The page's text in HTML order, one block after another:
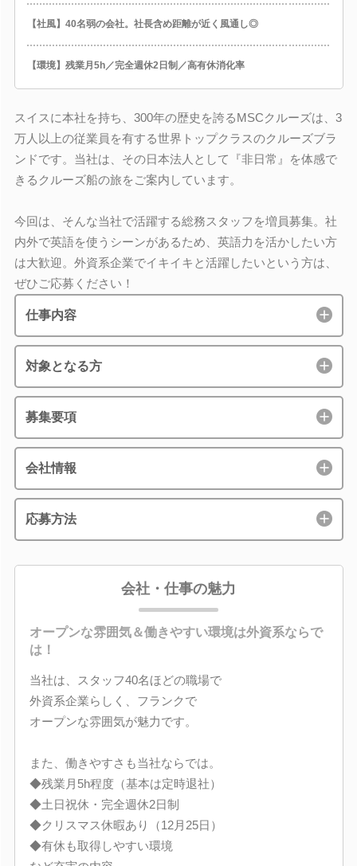
【社風】40名弱の会社。社長含め距離が近く風通し◎
【環境】残業月5h／完全週休2日制／高有休消化率
スイスに本社を持ち、300年の歴史を誇るMSCクルーズは、3
万人以上の従業員を有する世界トップクラスのクルーズブラ
ンドです。当社は、その日本法人として『非日常』を体感で
きるクルーズ船の旅をご案内しています。
今回は、そんな当社で活躍する総務スタッフを増員募集。社
内外で英語を使うシーンがあるため、英語力を活かしたい方
は大歓迎。外資系企業でイキイキと活躍したいという方は、
ぜひご応募ください！
仕事内容
対象となる方
募集要項
会社情報
応募方法
会社・仕事の魅力
オープンな雰囲気＆働きやすい環境は外資系ならで
は！
当社は、スタッフ40名ほどの職場で
外資系企業らしく、フランクで
オープンな雰囲気が魅力です。
また、働きやすさも当社ならでは。
◆残業月5h程度（基本は定時退社）
◆土日祝休・完全週休2日制
◆クリスマス休暇あり（12月25日）
◆有休も取得しやすい環境